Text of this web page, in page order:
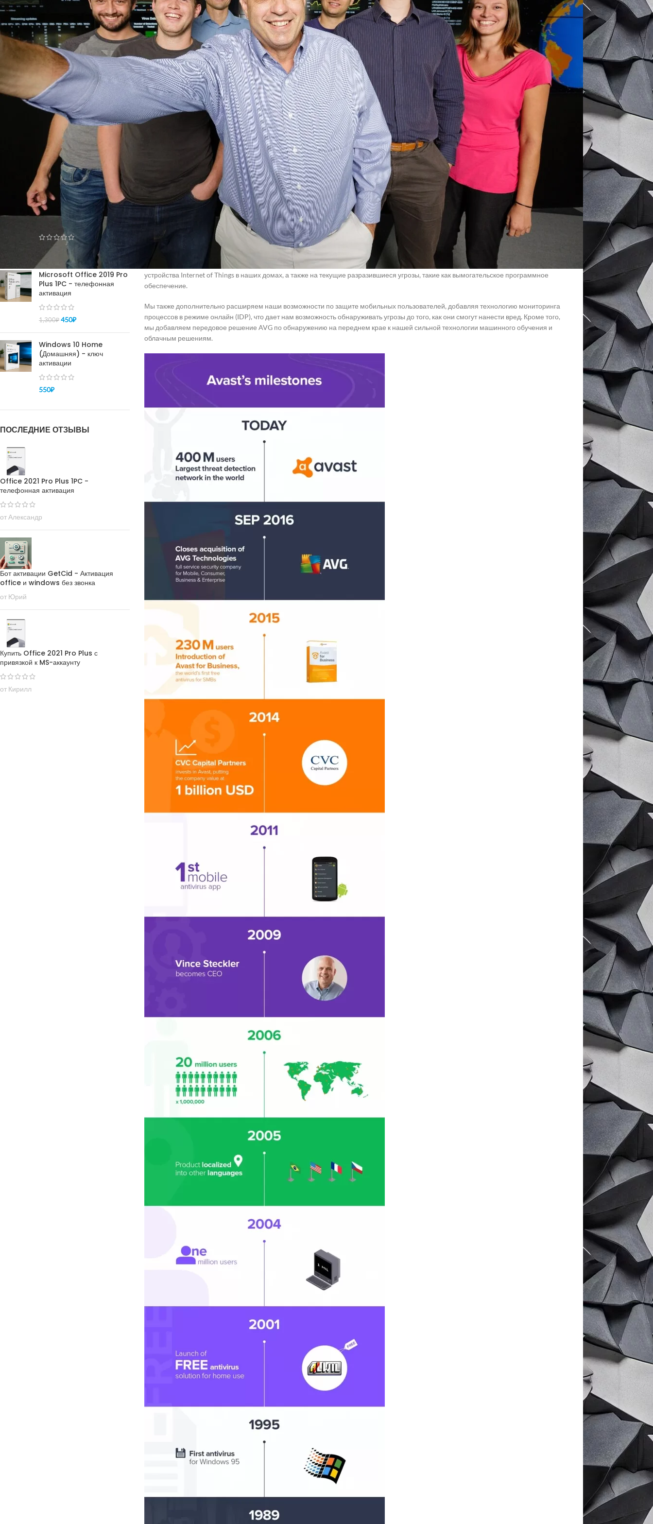
НОВЫЕ КОММЕНТАРИИ
Vlad Zorkyк записиНедорогие
маршрутизаторы с поддержкой Wi-Fi 7:
TP-Link 7DR7270 и 7DR7290.
к записи Недорогие
маршрутизаторы с поддержкой Wi-Fi 7:
TP-Link 7DR7270 и 7DR7290.
Кириллк записи
«М.Видео-
Эльдорадо» открыла магазин в новой
концепции и совместно со Sber
Metaverse Tech и
«СберМаркетингом» запустила ИИ-
консультанта «Эм.Ви»
ПОПУЛЯРНОЕ
Купить ключ Windows 10
pro - активация 100%
150₽ 450
Microsoft Office 2019 Pro
Plus 1PC - телефонная
активация
1,300₽ 450₽
Windows 10 Home
(Домашняя) - ключ
активации
550₽
ПОСЛЕДНИЕ ОТЗЫВЫ
Office 2021 Pro Plus 1PC -
телефонная активация
от Александр
Бот активации GetCid - Активация
office и windows без звонка
от Юрий
Купить Office 2021 Pro Plus с
привязкой к MS-аккаунту
от Кирилл
Почти 30 лет AVG и Avast соседствовали, предоставляя отличные продукты безопасности сотням миллионов пользователей по
всему миру бесплатно. Наши схожести позволят легко и без проблем интегрировать AVG и
Avast. Мы продолжим предлагать и
поддерживать продукты под брендами AVG и Avast, превращаясь в полноценную компанию по безопасности с самой крупной
установленной базой потребителей в мире, а также значительным SMB-бизнесом и бизнесом мобильных предприятий.
Что мы получаем благодаря этому приобретению? Теперь мы обеспечиваем беспрецедентную защиту для наших пользователей.
Это стало возможным благодаря расширению нашей пользовательской базы до более чем 400 миллионов пользователей по всему
миру, из которых 160 миллионов являются мобильными пользователями. С удвоением нашей пользовательской базы у нас теперь
самая передовая сеть обнаружения угроз в мире. Наша технология безопасности работает в облаке на основе обширной сети
машинного обучения. Каждый из наших конечных точек, запускающих наши продукты, действует как датчик для зловредных файлов
и деятельности. Подозрительные файлы отправляются на наши облачные серверы, где им предстоит тщательная проверка,
возможно, включающая запуск файлов в виртуальной машине, анализ машинного обучения и другие собственные проверки. Наша
технология определяет, является ли файл вредоносным. Если наша технология искусственного интеллекта определяет, что файл
вредоносен, она передает эту информацию на наши облачные серверы, обеспечивая полную защиту для более чем 400
миллионов наших пользователей почти в реальном времени.
С каждой конечной точкой мы получаем представление о текущем ландшафте угрозы и, таким образом, можем лучше защищать
наших клиентов. При приобретении AVG мы теперь предотвращаем около миллиарда атак вредоносного программного
обеспечения, блокируем более 500 миллионов вредоносных URL-адресов и около 50 миллионов атак фишинга ежемесячно, и
обрабатываем около 9 миллионов новых исполняемых файлов каждый месяц, 25% из которых вредоносны.
Кроме того, взаимопересмотра технологий и добавление таланта в наши Threat Labs сделают нас более надежными, чем когда-
либо, чтобы вы меньше беспокоились о угрозах безопасности. Теперь у нас есть более мощные возможности создания
специализированных оперативных групп, которые будут посвящены новым угрозам, направленным на мобильные устройства и
устройства Internet of Things в наших домах, а также на текущие разразившиеся угрозы, такие как вымогательское программное
обеспечение.
Мы также дополнительно расширяем наши возможности по защите мобильных пользователей, добавляя технологию мониторинга
процессов в режиме онлайн (IDP), что дает нам возможность обнаруживать угрозы до того, как они смогут нанести вред. Кроме того,
мы добавляем передовое решение AVG по обнаружению на переднем крае к нашей сильной технологии машинного обучения и
облачным решениям.